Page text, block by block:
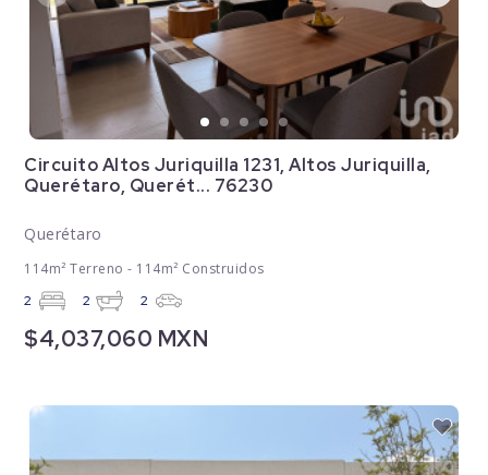
Circuito Altos Juriquilla 1231, Altos Juriquilla,
Querétaro, Querét... 76230
Querétaro
114m² Terreno - 114m² Construidos
2 2 2
$4,037,060 MXN